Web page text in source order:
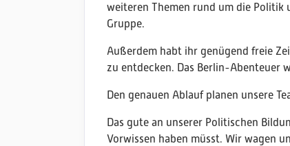
weiteren Themen rund um die Politik
Gruppe.
Außerdem habt ihr genügend freie
zu entdecken. Das Berlin-Abenteuer
Den genauen Ablauf planen unsere
Das gute an unserer Politischen
Vorwissen haben müsst. Wir wagen